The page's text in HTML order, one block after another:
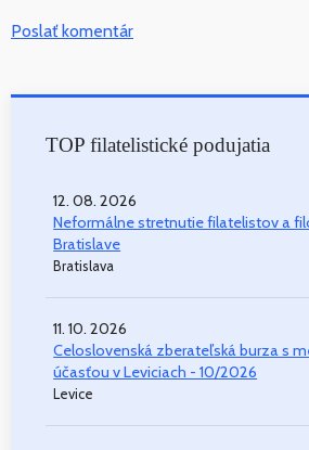
Poslať komentár
TOP filatelistické podujatia
12. 08. 2026
Neformálne stretnutie filatelistov a
Bratislave
Bratislava
11. 10. 2026
Celoslovenská zberateľská burza s
účasťou v Leviciach - 10/2026
Levice